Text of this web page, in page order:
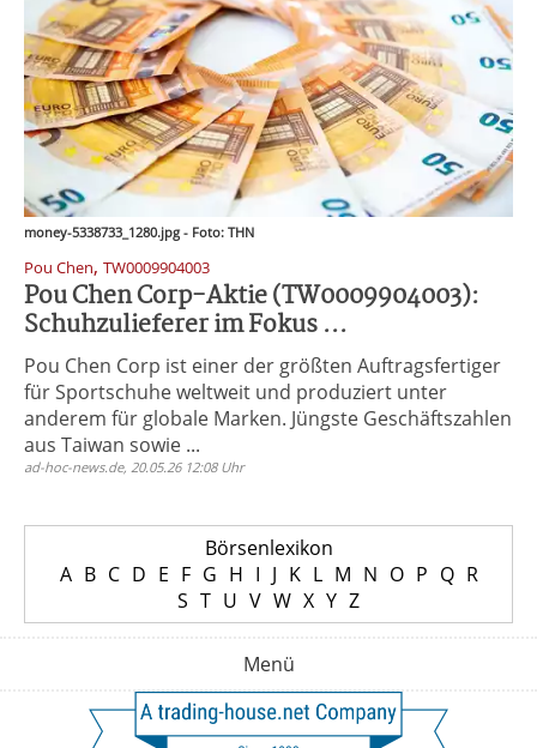
money-5338733_1280.jpg - Foto: THN
Pou Chen, TW0009904003
Pou Chen Corp-Aktie (TW0009904003):
Schuhzulieferer im Fokus ...
Pou Chen Corp ist einer der größten Auftragsfertiger
für Sportschuhe weltweit und produziert unter
anderem für globale Marken. Jüngste Geschäftszahlen
aus Taiwan sowie ...
ad-hoc-news.de, 20.05.26 12:08 Uhr
Börsenlexikon
A B C D E F G H I J K L M N O P Q R
S T U V W X Y Z
Menü